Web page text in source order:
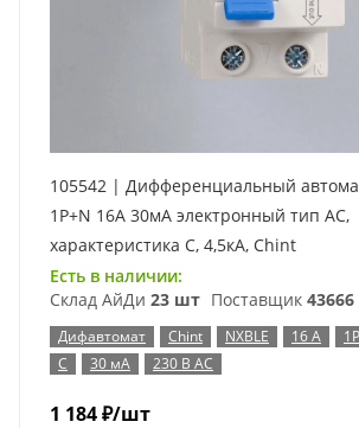
105542 | Дифференциальный
1P+N 16А 30мА электронный тип AС,
характеристика C, 4,5кА, Chint
Есть в наличии:
Склад АйДи 23 шт Поставщик
Дифавтомат Chint NXBLE 16 А
C
30 мА 230 В AC
1 184₽/шт